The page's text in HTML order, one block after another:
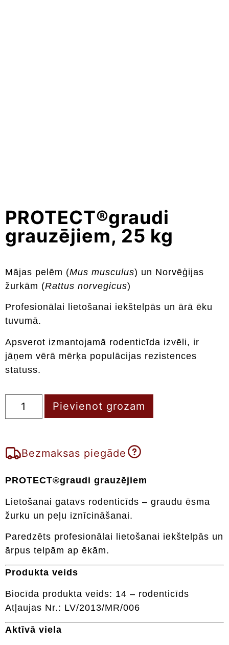
PROTECT®graudi
grauzējiem, 25 kg
Mājas pelēm (Mus musculus) un Norvēģijas
žurkām (Rattus norvegicus)
Profesionālai lietošanai iekštelpās un ārā ēku
tuvumā.
Apsverot izmantojamā rodenticīda izvēli, ir
jāņem vērā mērķa populācijas rezistences
statuss.
Pievienot grozam
Bezmaksas piegāde
PROTECT®graudi grauzējiem
Lietošanai gatavs rodenticīds – graudu ēsma
žurku un peļu iznīcināšanai.
Paredzēts profesionālai lietošanai iekštelpās un
ārpus telpām ap ēkām.
Produkta veids
Biocīda produkta veids: 14 – rodenticīds
Atļaujas Nr.: LV/2013/MR/006
Aktīvā viela